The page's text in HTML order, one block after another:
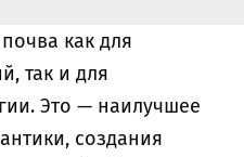
как для
так и для
Это — наилучшее
создания